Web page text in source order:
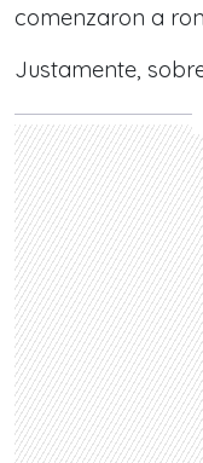
comenzaron a
Justamente,